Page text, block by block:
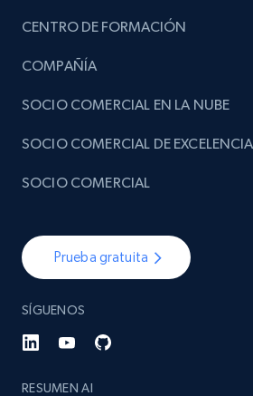
CENTRO DE FORMACIÓN
COMPAÑÍA
Prueba gratuita
SÍGUENOS
RESUMEN AI
SOCIO COMERCIAL EN LA NUBE
SOCIO COMERCIAL DE
SOCIO COMERCIAL